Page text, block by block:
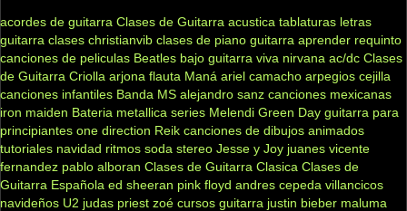
acordes de guitarra Clases de Guitarra acustica tablaturas letras
guitarra clases christianvib clases de piano guitarra aprender requinto
canciones de peliculas Beatles bajo guitarra viva nirvana ac/dc Clases
de Guitarra Criolla arjona flauta Maná ariel camacho arpegios cejilla
canciones infantiles Banda MS alejandro sanz canciones mexicanas
iron maiden Bateria metallica series Melendi Green Day guitarra para
principiantes one direction Reik canciones de dibujos animados
tutoriales navidad ritmos soda stereo Jesse y Joy juanes vicente
fernandez pablo alboran Clases de Guitarra Clasica Clases de
Guitarra Española ed sheeran pink floyd andres cepeda villancicos
navideños U2 judas priest zoé cursos guitarra justin bieber maluma